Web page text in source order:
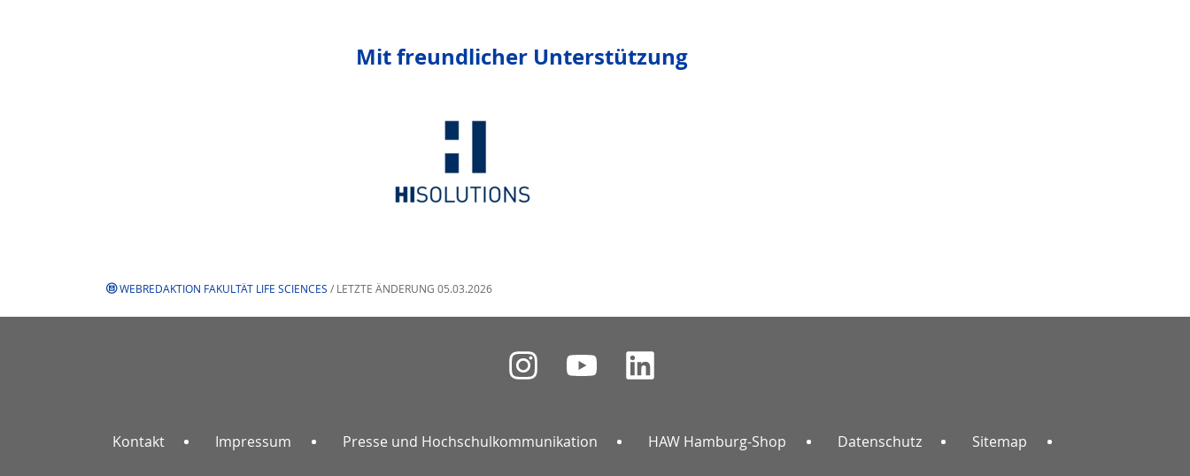
Mit freundlicher Unterstützung
WEBREDAKTION FAKULTÄT LIFE SCIENCES / LETZTE ÄNDERUNG 05.03.2026
Kontakt Impressum Presse und Hochschulkommunikation HAW Hamburg-Shop Datenschutz Sitemap